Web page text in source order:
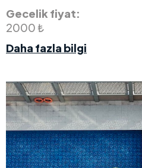
Gecelik fiyat:
2000 ₺
Daha fazla bilgi